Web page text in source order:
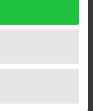
andererseits
in
lassen sich